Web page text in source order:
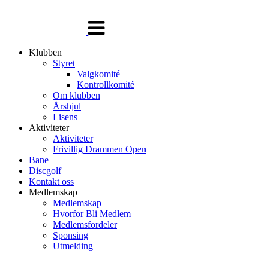
navigasjon
Klubben
Styret
Valgkomité
Kontrollkomité
Om klubben
Årshjul
Lisens
Aktiviteter
Aktiviteter
Frivillig Drammen Open
Bane
Discgolf
Kontakt oss
Medlemskap
Medlemskap
Hvorfor Bli Medlem
Medlemsfordeler
Sponsing
Utmelding